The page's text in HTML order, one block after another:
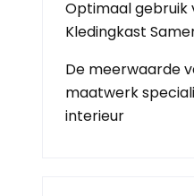
Optimaal gebruik
Kledingkast
De meerwaarde
maatwerk
interieur